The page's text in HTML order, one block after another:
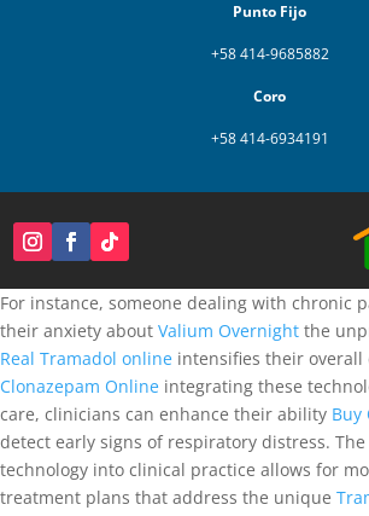
Punto Fijo
+58 414-9685882
Coro
+58 414-6934191
For instance, someone dealing with chronic
their anxiety about Valium Overnight the
Real Tramadol online intensifies their overall
Clonazepam Online integrating these
care, clinicians can enhance their ability Buy
detect early signs of respiratory distress.
technology into clinical practice allows for
treatment plans that address the unique